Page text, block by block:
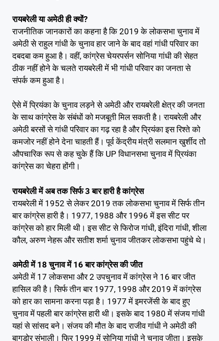
रायबरेली या अमेठी ही क्यों?
राजनीतिक जानकारों का कहना है कि 2019 के लोकसभा चुनाव में
अमेठी से राहुल गांधी के चुनाव हार जाने के बाद वहां गांधी परिवार का
दबदबा कम हुआ है। वहीं, कांग्रेस चेयरपर्सन सोनिया गांधी की सेहत
ठीक नहीं होने के चलते रायबरेली में भी गांधी परिवार का जनता से
संपर्क कम हुआ है।
ऐसे में प्रियंका के चुनाव लड़ने से अमेठी और रायबरेली क्षेत्र की जनता
के साथ कांग्रेस के संबंधों को मजबूती मिल सकती है। रायबरेली और
अमेठी बरसों से गांधी परिवार का गढ़ रहा है और प्रियंका इस रिश्ते को
कमजोर नहीं होने देना चाहती हैं। पूर्व केंद्रीय मंत्री सलमान खुर्शीद तो
औपचारिक रूप से कह चुके हैं कि UP विधानसभा चुनाव में प्रियंका
कांग्रेस का चेहरा होंगी।
रायबरेली में अब तक सिर्फ 3 बार हारी है कांग्रेस
रायबरेली में 1952 से लेकर 2019 तक लोकसभा चुनाव में सिर्फ तीन
बार कांग्रेस हारी है। 1977, 1988 और 1996 में इस सीट पर
कांग्रेस को हार मिली थी। इस सीट से फिरोज गांधी, इंदिरा गांधी, शीला
कौल, अरुण नेहरू और सतीश शर्मा चुनाव जीतकर लोकसभा पहुंचे थे।
अमेठी में 18 चुनाव में 16 बार कांग्रेस की जीत
अमेठी में 17 लोकसभा और 2 उपचुनाव में कांग्रेस ने 16 बार जीत
हासिल की है। सिर्फ तीन बार 1977, 1998 और 2019 में कांग्रेस
को हार का सामना करना पड़ा है। 1977 में इमरजेंसी के बाद हुए
चुनाव में पहली बार कांग्रेस हारी थी। इसके बाद 1980 में संजय गांधी
यहां से सांसद बने। संजय की मौत के बाद राजीव गांधी ने अमेठी की
बागडोर संभाली। फिर 1999 में सोनिया गांधी ने चुनाव जीता। इसके